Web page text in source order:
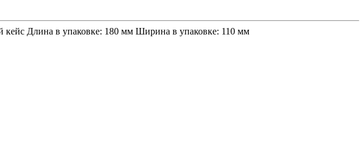
кейс Длина в упаковке: 180 мм Ширина в упаковке: 110 мм